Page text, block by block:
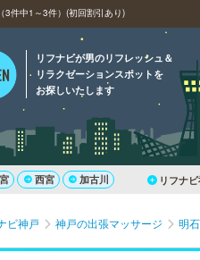
3件中1～3件）(初回割引あり)
リフナビが男のリフレッシュ＆
リラクゼーションスポットを
お探しいたします
西宮 加古川 リフナ
ビ神戸 神戸の出張マッサージ 明